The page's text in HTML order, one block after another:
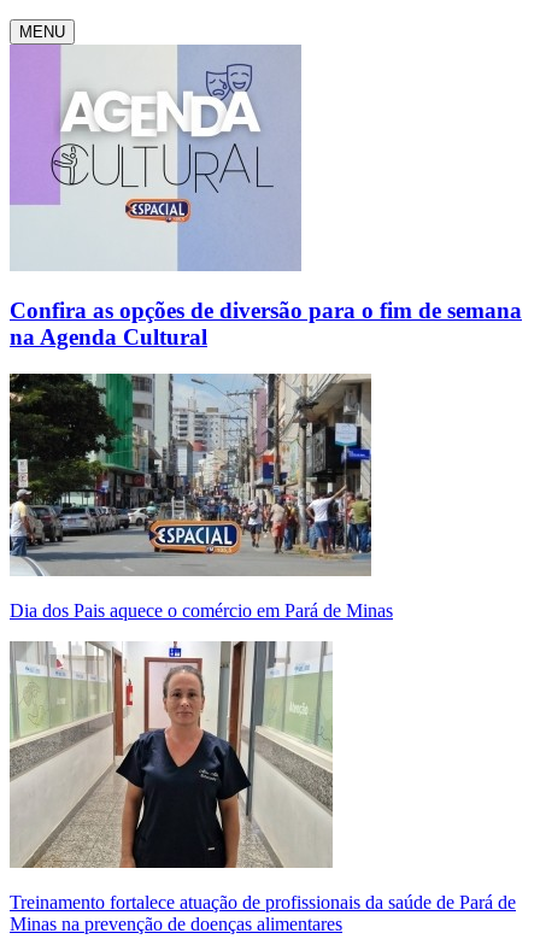
MENU
Confira as opções de diversão para o fim de semana
na Agenda Cultural
Dia dos Pais aquece o comércio em Pará de Minas
Treinamento fortalece atuação de profissionais da saúde de Pará de
Minas na prevenção de doenças alimentares